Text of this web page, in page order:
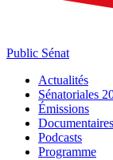
Public Sénat
Actualités
Sénatoriales
Émissions
Documentaires
Podcasts
Programme